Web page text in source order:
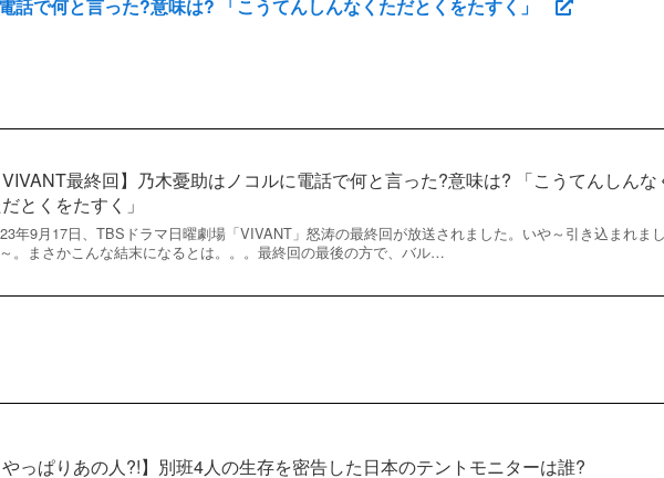
話で何と言った?意味は? 「こうてんしんなくただとくをたすく」
VIVANT最終回】乃木憂助はノコルに電話で何と言った?意味は? 「こうてんしんな
とくをたすく」
年9月17日、TBSドラマ日曜劇場「VIVANT」怒涛の最終回が放送されました。いや～引き込まれま
。まさかこんな結末になるとは。。。最終回の最後の方で、バル…
やっぱりあの人?!】別班4人の生存を密告した日本のテントモニターは誰?